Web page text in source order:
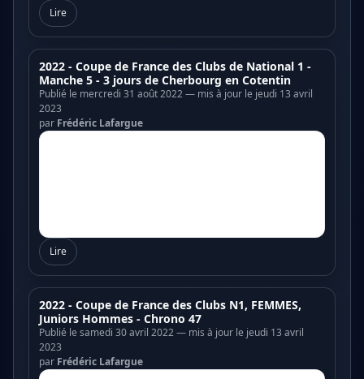
Lire
2022 - Coupe de France des Clubs de National 1 -
Manche 5 - 3 jours de Cherbourg en Cotentin
Publié le mercredi 31 août 2022 — mis à jour le jeudi 13 avril
2023
par Frédéric Lafargue
Lire
2022 - Coupe de France des Clubs N1, FEMMES,
Juniors Hommes - Chrono 47
Publié le samedi 30 avril 2022 — mis à jour le jeudi 13 avril
2023
par Frédéric Lafargue